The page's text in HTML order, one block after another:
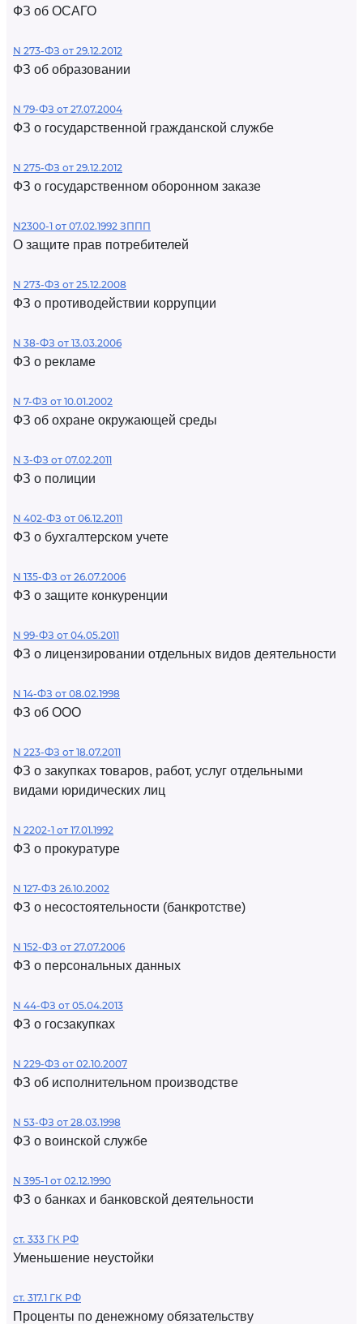
ФЗ об ОСАГО
N 273-ФЗ от 29.12.2012
ФЗ об образовании
N 79-ФЗ от 27.07.2004
ФЗ о государственной гражданской службе
N 275-ФЗ от 29.12.2012
ФЗ о государственном оборонном заказе
N2300-1 от 07.02.1992 ЗППП
О защите прав потребителей
N 273-ФЗ от 25.12.2008
ФЗ о противодействии коррупции
N 38-ФЗ от 13.03.2006
ФЗ о рекламе
N 7-ФЗ от 10.01.2002
ФЗ об охране окружающей среды
N 3-ФЗ от 07.02.2011
ФЗ о полиции
N 402-ФЗ от 06.12.2011
ФЗ о бухгалтерском учете
N 135-ФЗ от 26.07.2006
ФЗ о защите конкуренции
N 99-ФЗ от 04.05.2011
ФЗ о лицензировании отдельных видов деятельности
N 14-ФЗ от 08.02.1998
ФЗ об ООО
N 223-ФЗ от 18.07.2011
ФЗ о закупках товаров, работ, услуг отдельными
видами юридических лиц
N 2202-1 от 17.01.1992
ФЗ о прокуратуре
N 127-ФЗ 26.10.2002
ФЗ о несостоятельности (банкротстве)
N 152-ФЗ от 27.07.2006
ФЗ о персональных данных
N 44-ФЗ от 05.04.2013
ФЗ о госзакупках
N 229-ФЗ от 02.10.2007
ФЗ об исполнительном производстве
N 53-ФЗ от 28.03.1998
ФЗ о воинской службе
N 395-1 от 02.12.1990
ФЗ о банках и банковской деятельности
ст. 333 ГК РФ
Уменьшение неустойки
ст. 317.1 ГК РФ
Проценты по денежному обязательству